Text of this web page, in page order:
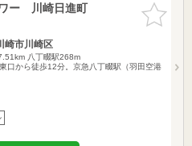
お気に入
りに追加
ー 川崎日進町
崎市川崎区
八丁畷駅268m
口から徒歩12分。京急八丁畷駅（羽田空港